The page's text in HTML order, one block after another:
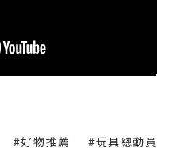
#好物推薦
#玩具總動員